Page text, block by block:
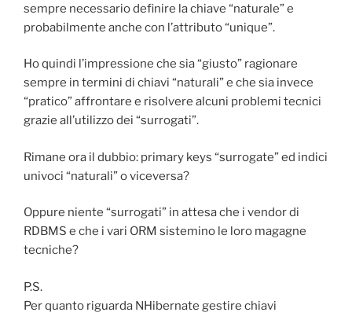
sempre necessario definire la chiave “naturale” e
probabilmente anche con l’attributo “unique”.
Ho quindi l’impressione che sia “giusto” ragionare
sempre in termini di chiavi “naturali” e che sia invece
“pratico” affrontare e risolvere alcuni problemi tecnici
grazie all’utilizzo dei “surrogati”.
Rimane ora il dubbio: primary keys “surrogate” ed indici
univoci “naturali” o viceversa?
Oppure niente “surrogati” in attesa che i vendor di
RDBMS e che i vari ORM sistemino le loro magagne
tecniche?
P.S.
Per quanto riguarda NHibernate gestire chiavi